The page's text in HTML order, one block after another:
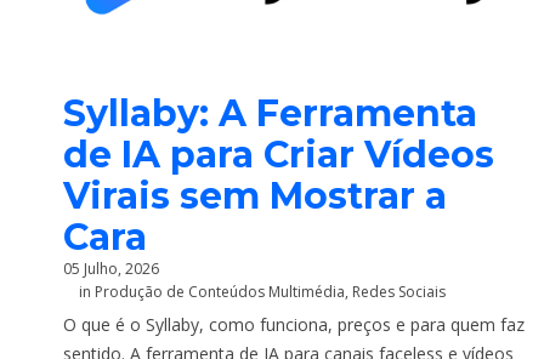
Syllaby: A Ferramenta
de IA para Criar Vídeos
Virais sem Mostrar a
Cara
05 Julho, 2026
in Produção de Conteúdos Multimédia, Redes Sociais
O que é o Syllaby, como funciona, preços e para quem faz
sentido. A ferramenta de IA para canais faceless e vídeos